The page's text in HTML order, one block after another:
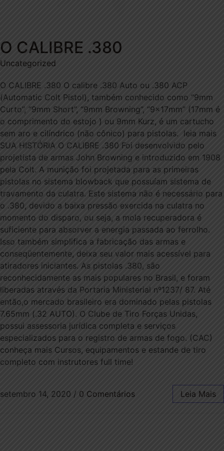
O CALIBRE .380
Uncategorized
O CALIBRE .380 O calibre .380 Auto ou .380 ACP
(Automatic Colt Pistol), também conhecido como “9mm
Curto”, “9mm Short”, “9mm Browning”, “9x17mm” (17mm é
o comprimento do estojo ) ou 9mm Kurz, é um cartucho
sem aro e cilíndrico (não cônico) para pistolas. leia mais
SUA HISTÓRIA O CALIBRE .380 Foi desenvolvido pelo
projetista de armas John Browning e introduzido em 1908
pela Colt. A munição foi projetada para as primeiras
pistolas no sistema blowback que possuíam sistema de
travamento da culatra. Este sistema não é necessário para
o .380, devido a baixa pressão exercida na culatra no
momento do disparo, ou seja, a mola recuperadora é
suficiente para absorver a energia passada ao ferrolho.
Isso também simplifica a fabricação das armas e
conseqüentemente, deixa seu valor mais acessível para
atiradores iniciantes. As pistolas .380, são
reconhecidamente as mais populares no Brasil, e foram
liberadas através da Portaria Ministerial nº1237/ 87. Até
então,o mercado brasileiro era dominado pelas pistolas
7.65mm (.32 AUTO). O Clube de Tiro Forças Unidas,
possui assessoria jurídica completa e serviços
especializados para o registro de armas de fogo. (CAC)
conheça mais Cursos, equipamentos e estande de tiro
completo com instrutores full time!
setembro 14, 2020 / 0 Comentários Leia Mais